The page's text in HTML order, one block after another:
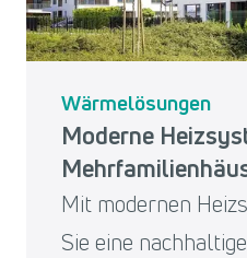
Wärmelösungen
Moderne
Mit modernen
Sie eine